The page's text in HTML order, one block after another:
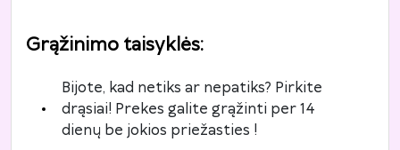
Grąžinimo taisyklės:
Bijote, kad netiks ar nepatiks? Pirkite
drąsiai! Prekes galite grąžinti per 14
dienų be jokios priežasties !